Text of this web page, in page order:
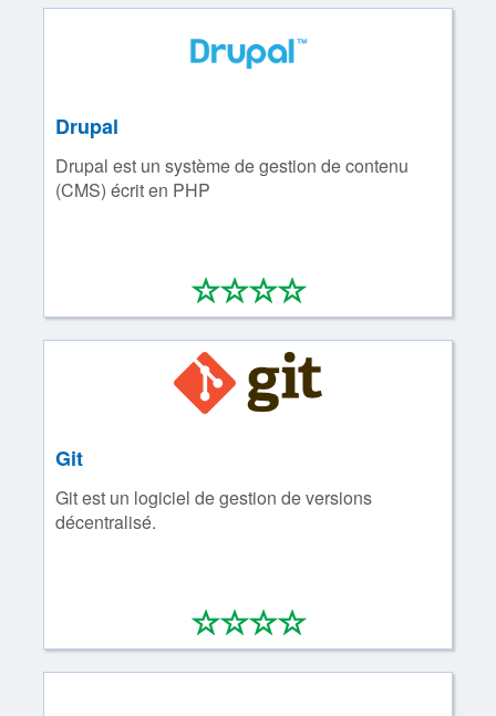
Drupal
Drupal est un système de gestion de contenu
(CMS) écrit en PHP
****
0/4
Git
Git est un logiciel de gestion de versions
décentralisé.
****
0/4